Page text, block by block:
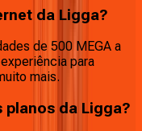
da Ligga?
de 500 MEGA a
para
mais.
planos da Ligga?